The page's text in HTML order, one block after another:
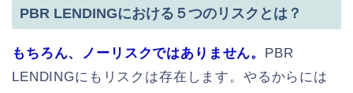
PBR LENDINGにおける５つのリスクとは？
もちろん、ノーリスクではありません。 PBR
LENDINGにもリスクは存在します。やるからには